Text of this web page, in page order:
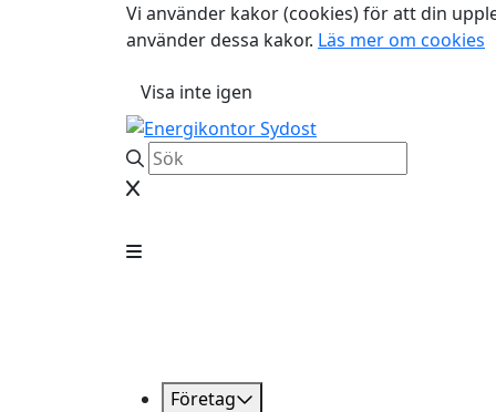
Vi använder kakor (cookies) för att din
använder dessa kakor. Läs mer om cookies
Visa inte igen
Företag